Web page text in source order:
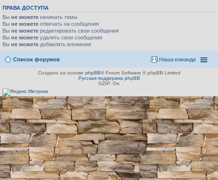
ПРАВА ДОСТУПА
Вы не можете начинать темы
Вы не можете отвечать на сообщения
Вы не можете редактировать свои сообщения
Вы не можете удалять свои сообщения
Вы не можете добавлять вложения
Список форумов Наша команда
Создано на основе phpBB® Forum Software © phpBB Limited
Русская поддержка phpBB
GZIP: On